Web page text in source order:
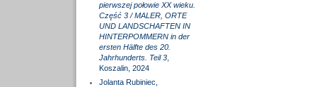
pierwszej połowie XX wieku.
Część 3 / MALER, ORTE
UND LANDSCHAFTEN IN
HINTERPOMMERN in der
ersten Hälfte des 20.
Jahrhunderts. Teil 3,
Koszalin, 2024
Jolanta Rubiniec,